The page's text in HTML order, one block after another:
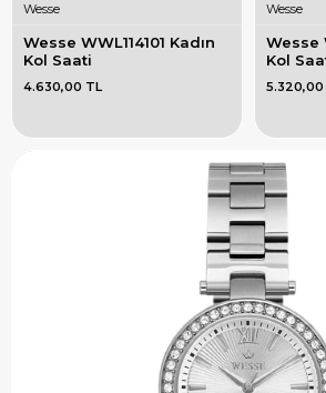
Wesse
Wesse WWL114101 Kadın
Kol Saati
4.630,00 TL
Wesse
Wesse
Kol
5.320,00